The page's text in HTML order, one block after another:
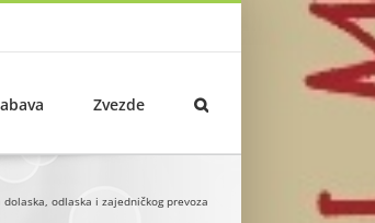
Zvezde
odlaska i zajedničkog prevoza